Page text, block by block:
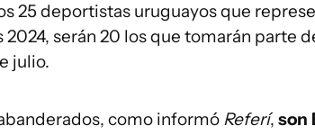
25 deportistas uruguayos que
2024, serán 20 los que tomarán parte
julio.
como informó Referí, son